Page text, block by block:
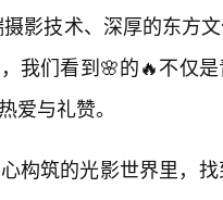
影技术、深厚的东方
我们看到🌸的🔥不仅
爱与礼赞。
构筑的光影世界里，